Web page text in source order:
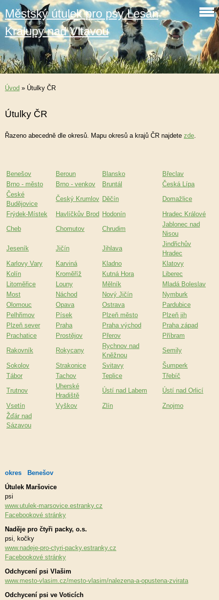
Městský útulek pro psy Lesan
Kralupy nad Vltavou
Úvod » Útulky ČR
Útulky ČR
Řazeno abecedně dle okresů. Mapu okresů a krajů ČR najdete zde.
Benešov Beroun Blansko
Břeclav
Brno - město
Brno - venkov Bruntál
Česká Lípa
České
Budějovice
Český Krumlov Děčín Domažlice
Frýdek-Místek Havlíčkův Brod Hodonín
Hradec Králové
Cheb
Chomutov Chrudim
Jablonec nad
Nisou
Jeseník
Jičín Jihlava
Jindřichův
Hradec
Karlovy Vary
Karviná Kladno
Klatovy
Kolín
Kroměříž Kutná Hora
Liberec
Litoměřice
Louny Mělník
Mladá Boleslav
Most
Náchod Nový Jičín
Nymburk
Olomouc
Opava Ostrava
Pardubice
Pelhřimov
Písek Plzeň město
Plzeň jih
Plzeň sever
Praha Praha východ
Praha západ
Prachatice
Prostějov Přerov
Příbram
Rakovník
Rokycany
Rychnov nad
Kněžnou
Semily
Sokolov Strakonice Svitavy
Šumperk
Tábor
Tachov Teplice
Třebíč
Trutnov
Uherské
Hradiště
Ústí nad Labem Ústí nad Orlicí
Vsetín Vyškov Zlín
Znojmo
Žďár nad
Sázavou
okres Benešov
Útulek Maršovice
psi
www.utulek-marsovice.estranky.cz
Facebookové stránky
Naděje pro čtyři packy, o.s.
psi, kočky
www.nadeje-pro-ctyri-packy.estranky.cz
Facebookové stránky
Odchycení psi Vlašim
www.mesto-vlasim.cz/mesto-vlasim/nalezena-a-opustena-zvirata
Odchycení psi ve Voticích